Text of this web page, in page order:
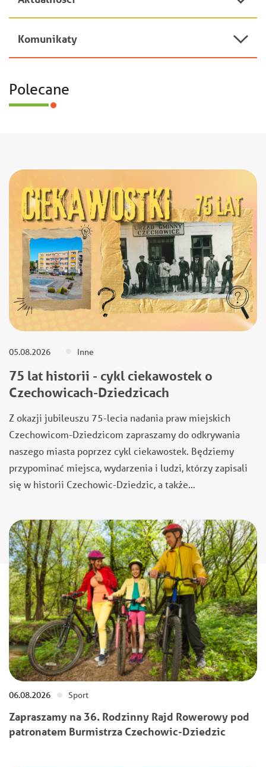
Toggle
Komunikaty
Polecane
05.08.2026 Inne
75 lat historii - cykl ciekawostek o
Czechowicach-Dziedzicach
Z okazji jubileuszu 75-lecia nadania praw miejskich
Czechowicom-Dziedzicom zapraszamy do odkrywania
naszego miasta poprzez cykl ciekawostek. Będziemy
przypominać miejsca, wydarzenia i ludzi, którzy zapisali
się w historii Czechowic-Dziedzic, a także…
06.08.2026 Sport
Zapraszamy na 36. Rodzinny Rajd Rowerowy pod
patronatem Burmistrza Czechowic-Dziedzic